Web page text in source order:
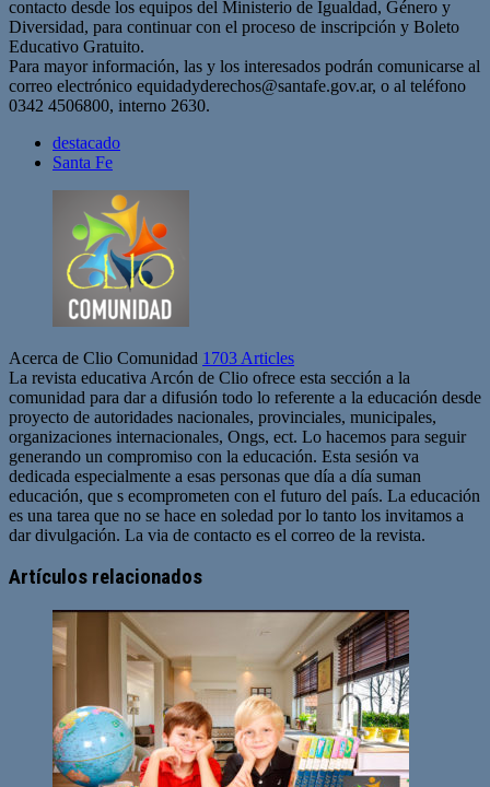
contacto desde los equipos del Ministerio de Igualdad, Género y
Diversidad, para continuar con el proceso de inscripción y Boleto
Educativo Gratuito.
Para mayor información, las y los interesados podrán comunicarse al
correo electrónico equidadyderechos@santafe.gov.ar, o al teléfono
0342 4506800, interno 2630.
destacado
Santa Fe
Acerca de Clio Comunidad 1703 Articles
La revista educativa Arcón de Clio ofrece esta sección a la
comunidad para dar a difusión todo lo referente a la educación desde
proyecto de autoridades nacionales, provinciales, municipales,
organizaciones internacionales, Ongs, ect. Lo hacemos para seguir
generando un compromiso con la educación. Esta sesión va
dedicada especialmente a esas personas que día a día suman
educación, que s ecomprometen con el futuro del país. La educación
es una tarea que no se hace en soledad por lo tanto los invitamos a
dar divulgación. La via de contacto es el correo de la revista.
web
Artículos relacionados